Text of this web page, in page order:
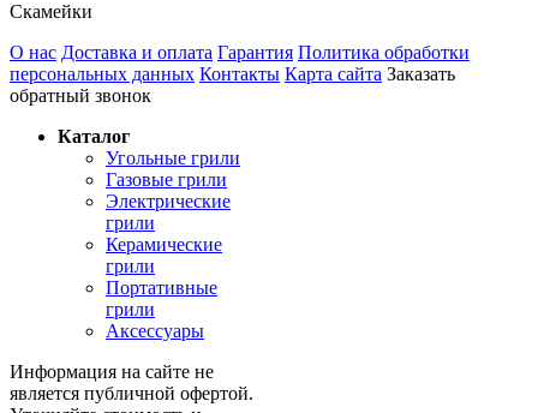
Скамейки
О нас Доставка и оплата Гарантия Политика обработки
персональных данных Контакты Карта сайта Заказать
обратный звонок
Каталог
Угольные грили
Газовые грили
Электрические
грили
Керамические
грили
Портативные
грили
Аксессуары
Информация на сайте не
является публичной офертой.